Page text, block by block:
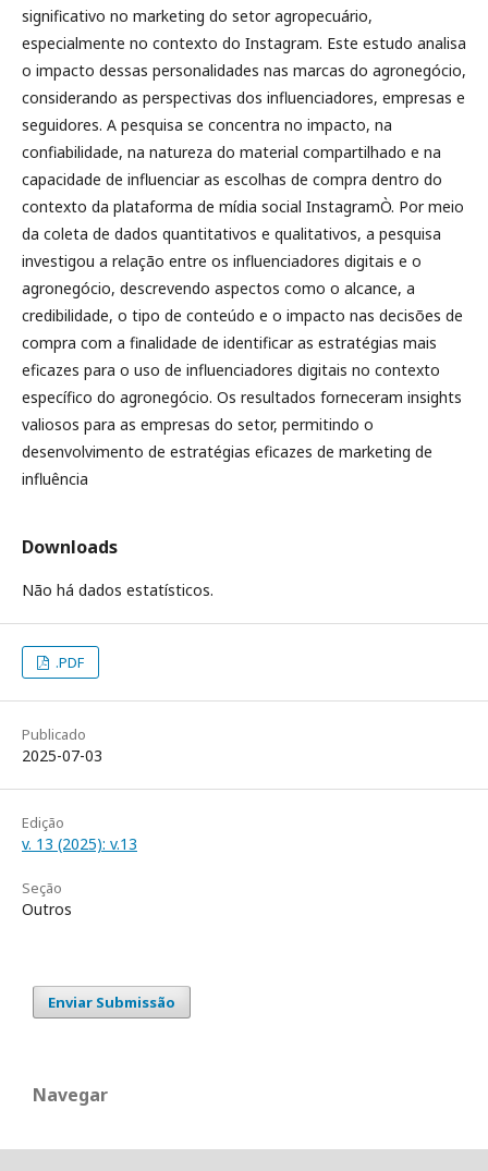
significativo no marketing do setor agropecuário,
especialmente no contexto do Instagram. Este estudo analisa
o impacto dessas personalidades nas marcas do agronegócio,
considerando as perspectivas dos influenciadores, empresas e
seguidores. A pesquisa se concentra no impacto, na
confiabilidade, na natureza do material compartilhado e na
capacidade de influenciar as escolhas de compra dentro do
contexto da plataforma de mídia social InstagramÒ. Por meio
da coleta de dados quantitativos e qualitativos, a pesquisa
investigou a relação entre os influenciadores digitais e o
agronegócio, descrevendo aspectos como o alcance, a
credibilidade, o tipo de conteúdo e o impacto nas decisões de
compra com a finalidade de identificar as estratégias mais
eficazes para o uso de influenciadores digitais no contexto
específico do agronegócio. Os resultados forneceram insights
valiosos para as empresas do setor, permitindo o
desenvolvimento de estratégias eficazes de marketing de
influência
Downloads
Não há dados estatísticos.
.PDF
Publicado
2025-07-03
Edição
v. 13 (2025): v.13
Seção
Outros
Enviar Submissão
Navegar